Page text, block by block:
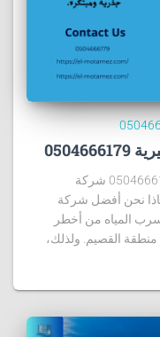
أفضل شركة عزل خزانات بالبكيرية 0504666179 شركة
نحن أفضل شركة
المياه من أخطر
منطقة القصيم. ولذلك،